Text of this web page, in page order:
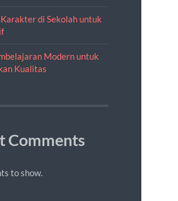
di Sekolah untuk
Modern untuk
Kualitas
Comments
to show.